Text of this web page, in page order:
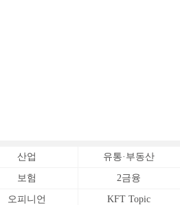
산업 유통·부동산
보험 2금융
오피니언 KFT Topic